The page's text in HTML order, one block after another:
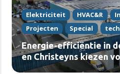
Elektriciteit HVAC&R
Projecten
Special
Energie-efficiëntie in
en Christeyns kiezen
(video)